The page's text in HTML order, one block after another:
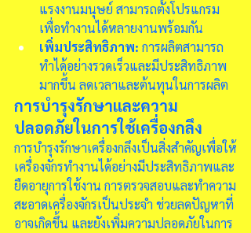
แรงงานมนุษย์ สามารถตั้งโปรแกรม
เพื่อทำงานได้หลายงานพร้อมกัน
เพิ่มประสิทธิภาพ: การผลิตสามารถ
ทำได้อย่างรวดเร็วและมีประสิทธิภาพ
มากขึ้น ลดเวลาและต้นทุนในการผลิต
การบำรุงรักษาและความ
ปลอดภัยในการใช้เครื่องกลึง
การบำรุงรักษาเครื่องกลึงเป็นสิ่งสำคัญเพื่อให้
เครื่องจักรทำงานได้อย่างมีประสิทธิภาพและ
ยืดอายุการใช้งาน การตรวจสอบและทำความ
สะอาดเครื่องจักรเป็นประจำ ช่วยลดปัญหาที่
อาจเกิดขึ้น และยังเพิ่มความปลอดภัยในการ